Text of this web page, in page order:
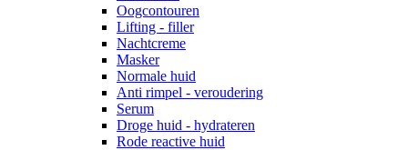
Oogcontouren
Lifting - filler
Nachtcreme
Masker
Normale huid
Anti rimpel - veroudering
Serum
Droge huid - hydrateren
Rode reactive huid